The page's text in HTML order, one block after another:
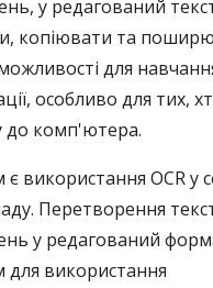
у редагований
копіювати та
для
особливо для тих,
до комп'ютера.
використання OCR у
Перетворення
у редагований
для використання